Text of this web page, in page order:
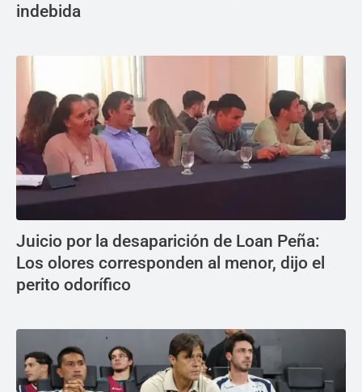
indebida
Juicio por la desaparición de Loan Peña:
Los olores corresponden al menor, dijo el
perito odorífico